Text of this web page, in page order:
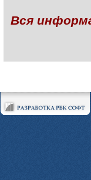
Вся